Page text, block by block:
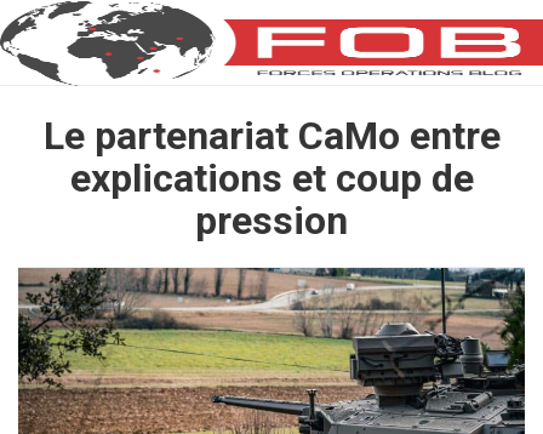
Le partenariat CaMo entre
explications et coup de
pression